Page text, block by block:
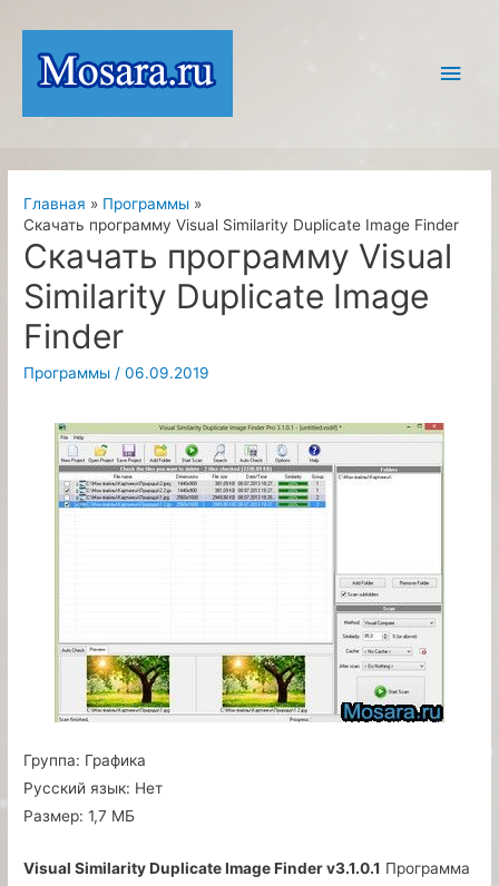
содержимому
Главная
Программы
Скачать программу Visual Similarity Duplicate Image Finder
Скачать программу Visual
Similarity Duplicate Image
Finder
Программы /06.09.2019
Группа: Графика
Русский язык: Нет
Размер: 1,7 МБ
Visual Similarity Duplicate Image Finder v3.1.0.1 Программа